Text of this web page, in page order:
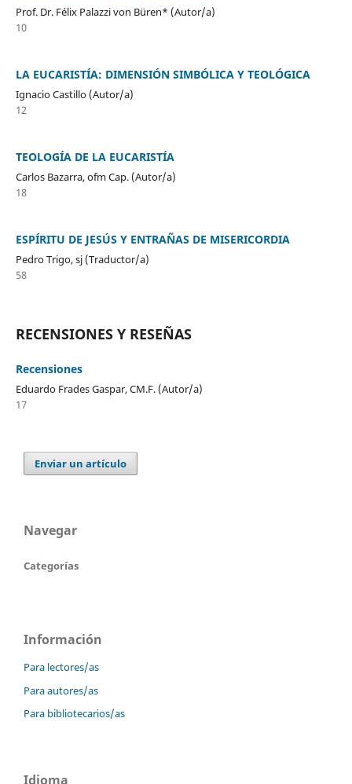
Prof. Dr. Félix Palazzi von Büren* (Autor/a)
10
LA EUCARISTÍA: DIMENSIÓN SIMBÓLICA Y TEOLÓGICA
Ignacio Castillo (Autor/a)
12
TEOLOGÍA DE LA EUCARISTÍA
Carlos Bazarra, ofm Cap. (Autor/a)
18
ESPÍRITU DE JESÚS Y ENTRAÑAS DE MISERICORDIA
Pedro Trigo, sj (Traductor/a)
58
RECENSIONES Y RESEÑAS
Recensiones
Eduardo Frades Gaspar, CM.F. (Autor/a)
17
Enviar un artículo
Navegar
Categorías
Información
Para lectores/as
Para autores/as
Para bibliotecarios/as
Idioma